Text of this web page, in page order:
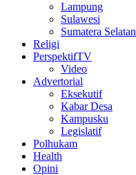
Lampung
Sulawesi
Sumatera Selatan
Religi
PerspektifTV
Video
Advertorial
Eksekutif
Kabar Desa
Kampusku
Legislatif
Polhukam
Health
Opini